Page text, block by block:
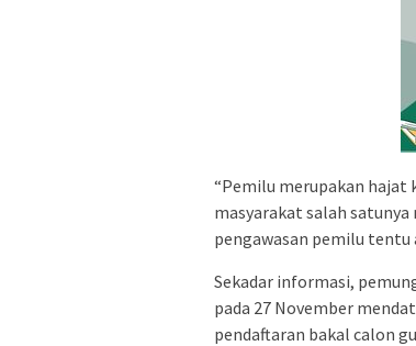
“Pemilu merupakan hajat
masyarakat salah
pengawasan pemilu tentu
Sekadar informasi,
pada 27 November
pendaftaran bakal calon